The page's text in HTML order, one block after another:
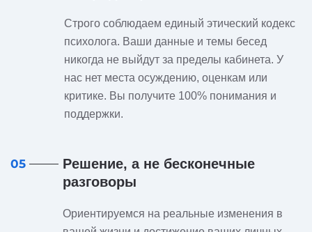
Строго соблюдаем единый этический кодекс
психолога. Ваши данные и темы бесед
никогда не выйдут за пределы кабинета. У
нас нет места осуждению, оценкам или
критике. Вы получите 100% понимания и
поддержки.
05
Решение, а не бесконечные
разговоры
Ориентируемся на реальные изменения в